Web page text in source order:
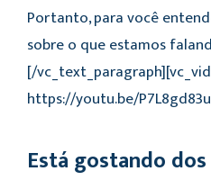
Portanto, para você
sobre o que estamos
[/
https://youtu.be/
Está gostando